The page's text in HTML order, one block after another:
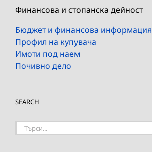
Финансова и стопанска дейност
Бюджет и финансова информация
Профил на купувача
Имоти под наем
Почивно дело
SEARCH
Търсене